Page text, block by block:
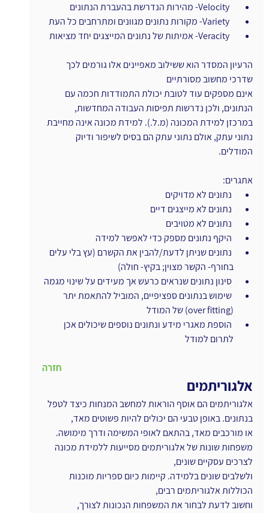
Velocity- מהירות הנדרשת בהעברת הנתונים
Variety- מקורות נתונים מגוונים ומתרחבים כל העת
Veracity- אמיתות של נתונים המייצגים יחד מציאות
הרעיון המסדר הוא ששילוב מאפיינים אלו גורמים לכך
שדרכי מחשוב מסורתיים
אינם מספקים עוד לטובת יכולת התמודדות חכמה עם
הנתונים, ולכן נדרשות תפיסות העבודה המחדשות,
במרכזן למידת המכונה (מ.ל.). למידת מכונה אינה מחייבת
נתוני עתק, אולם נתוני עתק הם בסיס לשיפור ודיוק
המודלים.
אתגרים:
נתונים שניתן לדעת/להבין את הקשרם (עץ בלי עלים
בחורף- הקשר מצוין; בקיץ- חולה)
שימוש בנתונים ספציפיים, המוביל להתאמת יתר
(over fitting) של המודל
הוספת מאגרי מידע ונתונים נוספים שיכולים אכן
לתרום למודל
חזרה
אלגוריתמים
אלגוריתמים הם אוסף הוראות למחשב המנחות כיצד לטפל
בנתונים. באופן טבעי הם יכולים להיות פשוטים מאד,
או מורכבים מאד, בהתאם לאופי המשימה ודרך מימושה.
משפחות שונות של אלגוריתמים מסייעות ללמידת מכונה
לצרכים עסקיים שונים,
ולשלבים שונים בלמידה. קיימות כיום ספריות מוכנות
הכוללות אלגוריתמים רבים,
וחשוב לדעת לבחור את המשפחות הנכונות לצורך,